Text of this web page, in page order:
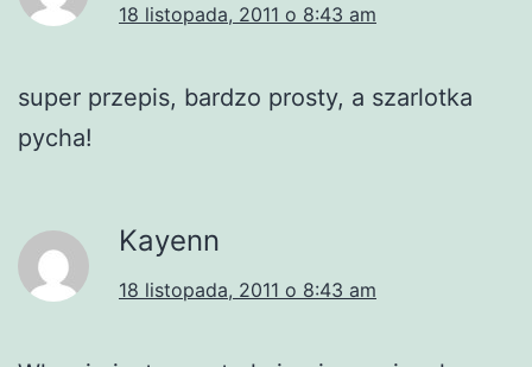
18 listopada, 2011 o 8:43 am
super przepis, bardzo prosty, a szarlotka
pycha!
Kayenn
18 listopada, 2011 o 8:43 am